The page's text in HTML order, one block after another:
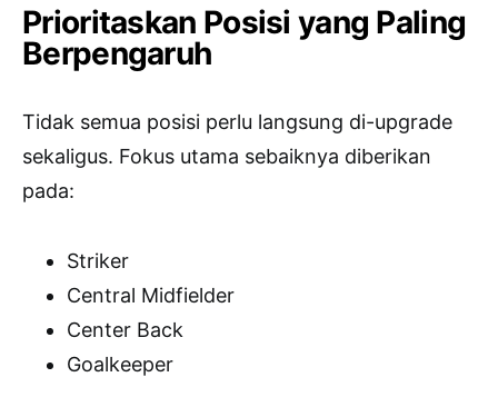
Prioritaskan Posisi yang Paling
Berpengaruh
Tidak semua posisi perlu langsung di-upgrade
sekaligus. Fokus utama sebaiknya diberikan
pada:
Striker
Central Midfielder
Center Back
Goalkeeper